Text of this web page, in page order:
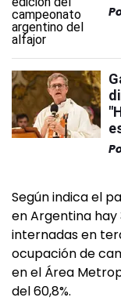
Según indica el
en Argentina
internadas en
ocupación de
en el Área
del 60,8%.